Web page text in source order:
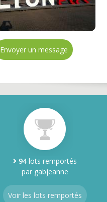
Envoyer un message
94 lots remportés
par gabjeanne
Voir les lots remportés